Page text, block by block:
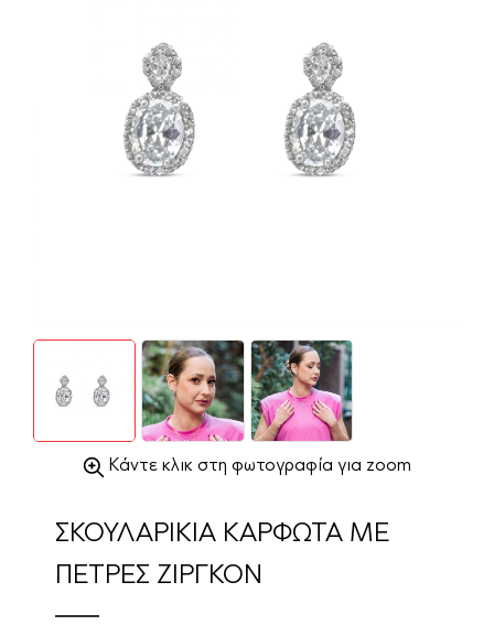
Κάντε κλικ στη φωτογραφία για zoom
ΣΚΟΥΛΑΡΙΚΙΑ ΚΑΡΦΩΤΑ ΜΕ
ΠΕΤΡΕΣ ΖΙΡΓΚΟΝ